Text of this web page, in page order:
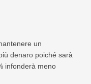
un
denaro poiché sarà
infonderà meno